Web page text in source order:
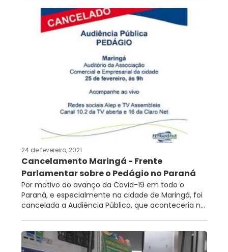
24 de fevereiro, 2021
Cancelamento Maringá - Frente
Parlamentar sobre o Pedágio no Paraná
Por motivo do avanço da Covid-19 em todo o
Paraná, e especialmente na cidade de Maringá, foi
cancelada a Audiência Pública, que aconteceria n...